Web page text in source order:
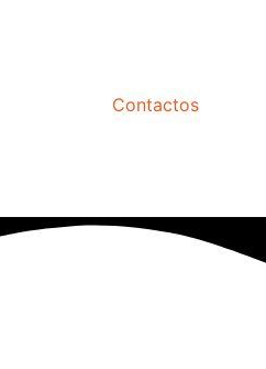
Contactos